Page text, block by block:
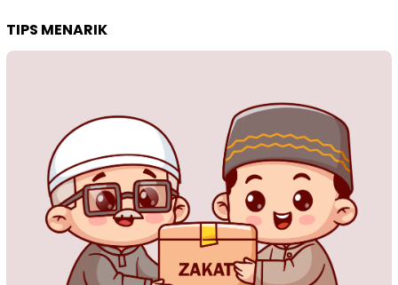
TIPS MENARIK